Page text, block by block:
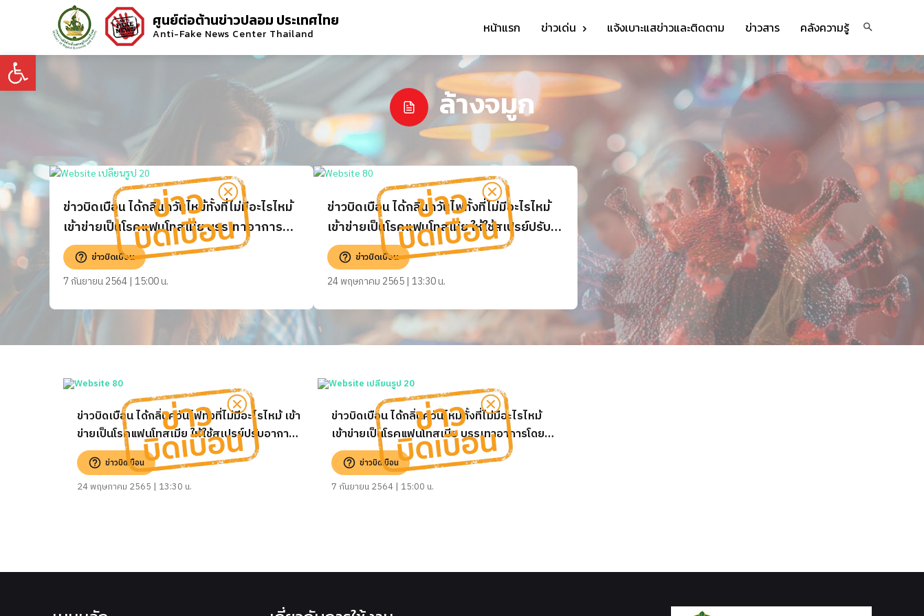
Open toolbar
ศูนย์ต่อต้านข่าวปลอม ประเทศไทย
Anti-Fake News Center Thailand หน้าแรก ข่าวเด่น แจ้งเบาะแสข่าวและติดตาม ข่าวสาร คลังความรู้
ล้างจมูก
ข่าวบิดเบือน ได้กลิ่นควันไหม้ทั้งที่ไม่มีอะไรไหม้
เข้าข่ายเป็นโรคแฟนโทสเมีย บรรเทาอาการ
โดยใช้สเปรย์ปรับอากาศหรือล้างจมูก
ข่าวบิดเบือน
7 กันยายน 2564 | 15:00 น.
ข่าวบิดเบือน ได้กลิ่นควันไฟทั้งที่ไม่มีอะไรไหม้
เข้าข่ายเป็นโรคแฟนโทสเมีย ให้ใช้สเปรย์ปรับ
อากาศหรือล้างจมูก เพื่อบรรเทาอาการ
ข่าวบิดเบือน
24 พฤษภาคม 2565 | 13:30 น.
ข่าวบิดเบือน ได้กลิ่นควันไฟทั้งที่ไม่มีอะไรไหม้ เข้า
ข่ายเป็นโรคแฟนโทสเมีย ให้ใช้สเปรย์ปรับอากาศ
หรือล้างจมูก เพื่อบรรเทาอาการ
ข่าวบิดเบือน
24 พฤษภาคม 2565 | 13:30 น.
ข่าวบิดเบือน ได้กลิ่นควันไหม้ทั้งที่ไม่มีอะไรไหม้
เข้าข่ายเป็นโรคแฟนโทสเมีย บรรเทาอาการโดยใช้
สเปรย์ปรับอากาศหรือล้างจมูก
ข่าวบิดเบือน
7 กันยายน 2564 | 15:00 น.